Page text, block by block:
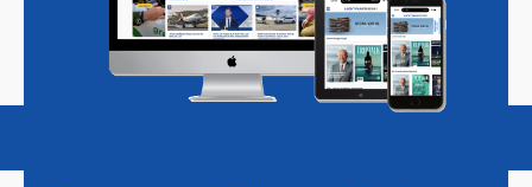
Magazine Podcasts Vacatures